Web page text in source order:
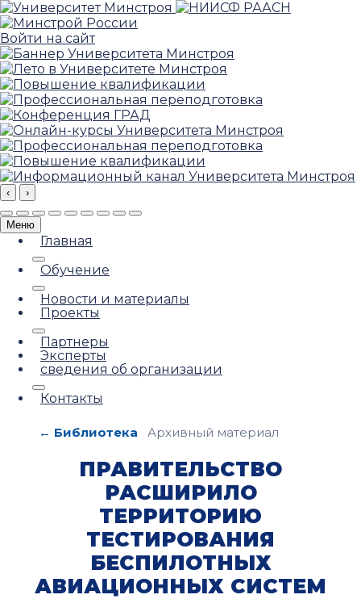
Войти на сайт
‹ ›
Меню
Главная
Обучение
Новости и материалы
Проекты
Партнеры
Эксперты
сведения об организации
Контакты
← Библиотека Архивный материал
ПРАВИТЕЛЬСТВО
РАСШИРИЛО
ТЕРРИТОРИЮ
ТЕСТИРОВАНИЯ
БЕСПИЛОТНЫХ
АВИАЦИОННЫХ СИСТЕМ